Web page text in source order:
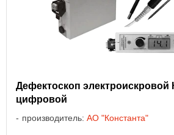
Дефектоскоп
цифровой
производитель: АО "Константа"